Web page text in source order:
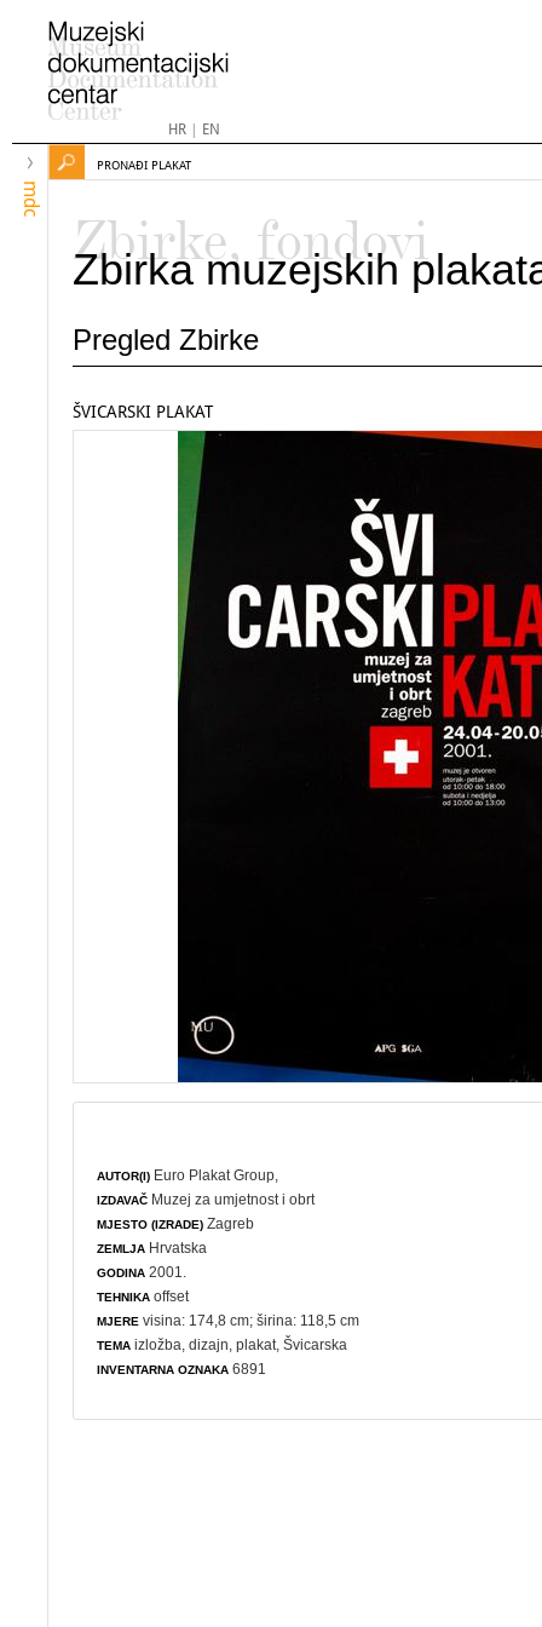
HR| EN
mdc
PRONAĐI PLAKAT
Zbirke, fondovi
Zbirka muzejskih
Pregled Zbirke
ŠVICARSKI PLAKAT
AUTOR(I) Euro Plakat Group,
IZDAVAČ Muzej za umjetnost i obrt
MJESTO (IZRADE) Zagreb
ZEMLJA Hrvatska
GODINA 2001.
TEHNIKA offset
MJERE visina: 174,8 cm; širina: 118,5 cm
TEMA izložba ,dizajn ,plakat , Švicarska
INVENTARNA OZNAKA 6891